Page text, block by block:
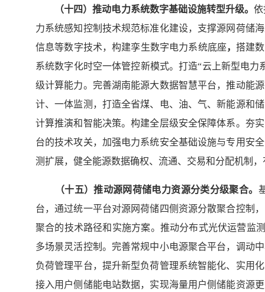
（十四）推动电力系统数字基础设施转型升级。
力系统感知控制技术规范标准化建设，支撑源网荷储
信息等数字技术，构建孪生数字电力系统底座，搭建
系统数字化时空一体管控新模式。打造“云上新型电
级计算能力。完善湖南能源大数据智慧平台，推动能
计、一体监测，打造全省煤、电、油、气、新能源和
计算推演和智能决策。构建全层级安全保障体系。夯
台的技术攻关，加强电力系统安全基础设施与专用安
测扩展，健全能源数据确权、流通、交易和分配机制
（十五）推动源网荷储电力资源分类分级聚合。
台，通过统一平台对源网荷储四侧资源分散聚合控制
聚合的技术路径和实施方案。推动分布式光伏运营监
多场景灵活控制。完善常规中小电源聚合平台，调动
负荷管理平台，提升新型负荷管理系统智能化、实用
接入用户侧储能电站数据，实现海量用户侧储能资源